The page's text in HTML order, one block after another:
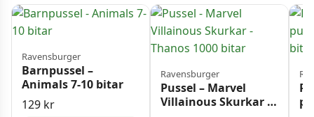
Ravensburger
Barnpussel –
Animals 7-10 bitar
129 kr
Ravensburger
Pussel – Marvel
Villainous Skurkar –